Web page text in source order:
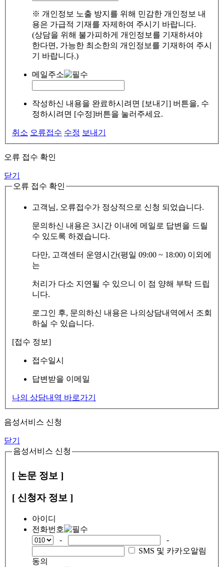
※ 개인정보 노출 방지를 위해 민감한 개인정보 내
용은 가급적 기재를 자제하여 주시기 바랍니다.
(상담을 위해 불가피하게 개인정보를 기재하셔야
한다면, 가능한 최소한의 개인정보를 기재하여 주시
기 바랍니다.)
메일주소
작성하신 내용을 완료하시려면 [보내기] 버튼을, 수
정하시려면 [수정]버튼을 눌러주세요.
취소 오류접수 수정 보내기
오류 접수 확인
닫기
오류 접수 확인
고객님, 오류접수가 정상적으로 신청 되었습니다.
문의하신 내용은 3시간 이내에 메일로 답변을 드릴
수 있도록 하겠습니다.
다만, 고객센터 운영시간(평일 09:00 ~ 18:00) 이외에
는
처리가 다소 지연될 수 있으니 이 점 양해 부탁 드립
니다.
로그인 후, 문의하신 내용은 나의상담내역에서 조회
하실 수 있습니다.
[접수 정보]
접수일시
답변받을 이메일
나의 상담내역 바로가기
음성서비스 신청
닫기
음성서비스 신청
[ 논문 정보 ]
[ 신청자 정보 ]
아이디
전화번호
-
-
SMS 및 카카오알림
동의